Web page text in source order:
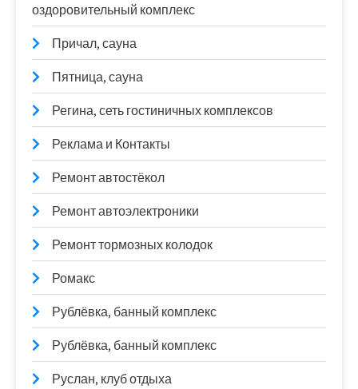
оздоровительный комплекс
Причал, сауна
Пятница, сауна
Регина, сеть гостиничных комплексов
Реклама и Контакты
Ремонт автостёкол
Ремонт автоэлектроники
Ремонт тормозных колодок
Ромакс
Рублёвка, банный комплекс
Рублёвка, банный комплекс
Руслан, клуб отдыха